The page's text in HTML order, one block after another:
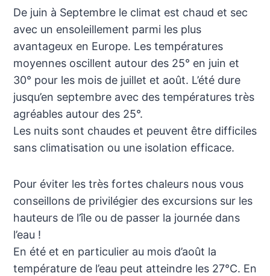
De juin à Septembre le climat est chaud et sec
avec un ensoleillement parmi les plus
avantageux en Europe. Les températures
moyennes oscillent autour des 25° en juin et
30° pour les mois de juillet et août. L’été dure
jusqu’en septembre avec des températures très
agréables autour des 25°.
Les nuits sont chaudes et peuvent être difficiles
sans climatisation ou une isolation efficace.
Pour éviter les très fortes chaleurs nous vous
conseillons de privilégier des excursions sur les
hauteurs de l’île ou de passer la journée dans
l’eau !
En été et en particulier au mois d’août la
température de l’eau peut atteindre les 27°C. En